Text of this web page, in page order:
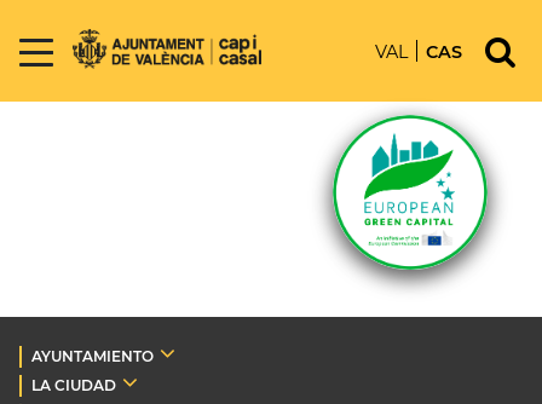
VAL CAS
AYUNTAMIENTO
LA CIUDAD